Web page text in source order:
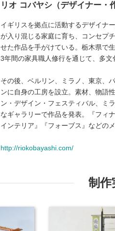
リオ コバヤシ（デザイナー・
イギリスを拠点に活動するデザイナ
が入り混じる家庭に育ち、コンセプ
せた作品を手がけている。栃木県で
3年間の家具職人修行を通じて、多文
その後、ベルリン、ミラノ、東京、
ンに自身の工房を設立。素材、物語
ン・デザイン・フェスティバル、ミ
なギャラリーで作品を発表。『フィ
インテリア』『フォーブス』などの
http://riokobayashi.com/
制作